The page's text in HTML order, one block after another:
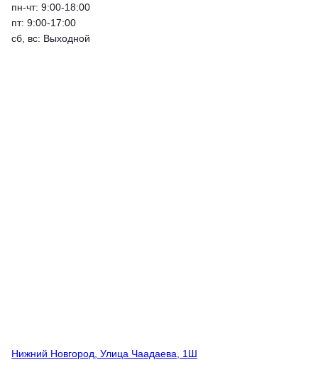
пн-чт: 9:00-18:00
пт: 9:00-17:00
сб, вс: Выходной
Нижний Новгород, Улица Чаадаева, 1Ш